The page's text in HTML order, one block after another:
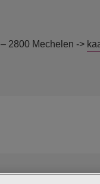
2800 Mechelen ->